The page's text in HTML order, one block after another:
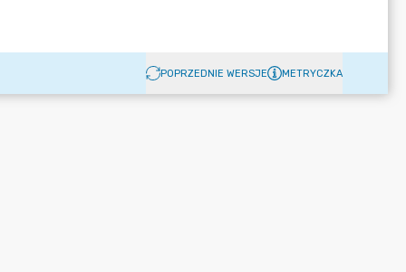
POPRZEDNIE WERSJE METRYCZKA